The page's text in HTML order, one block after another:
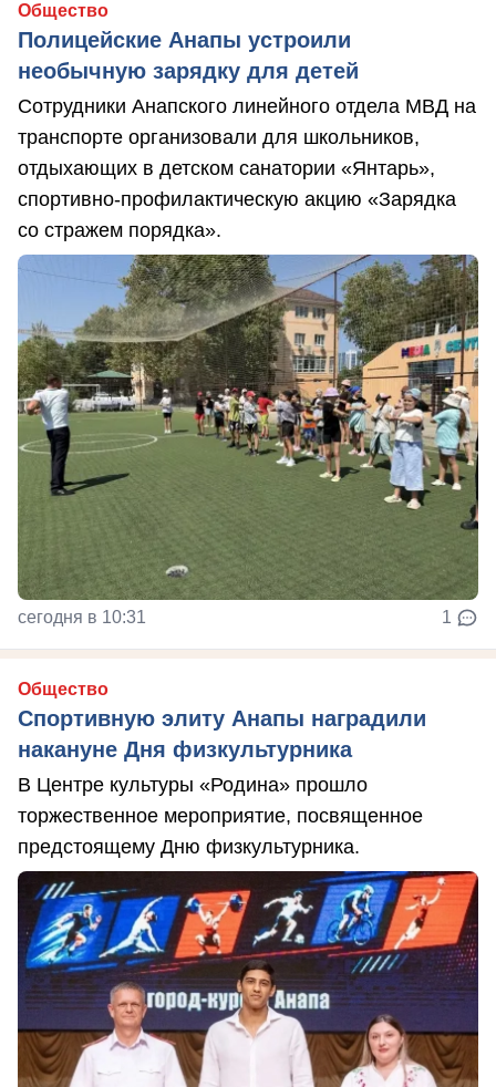
Общество
Полицейские Анапы устроили
необычную зарядку для детей
Сотрудники Анапского линейного отдела МВД на
транспорте организовали для школьников,
отдыхающих в детском санатории «Янтарь»,
спортивно-профилактическую акцию «Зарядка
со стражем порядка».
сегодня в 10:31 1
Общество
Спортивную элиту Анапы наградили
накануне Дня физкультурника
В Центре культуры «Родина» прошло
торжественное мероприятие, посвященное
предстоящему Дню физкультурника.